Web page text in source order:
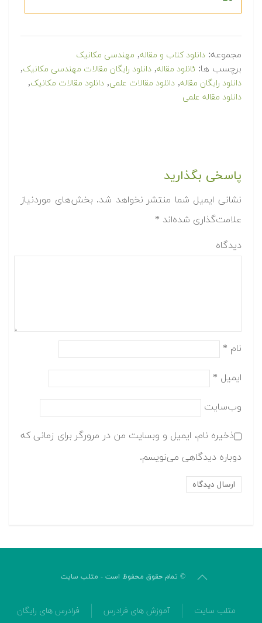
مجموعه: دانلود کتاب و مقاله, مهندسی مکانیک
برچسب ها: ئانلود مقاله, دانلود رایگان مقالات مهندسی مکانیک,
دانلود رایگان مقاله, دانلود مقالات علمی, دانلود مقالات مکانیک,
دانلود مقاله علمی
پاسخی بگذارید
نشانی ایمیل شما منتشر نخواهد شد. بخش‌های موردنیاز
علامت‌گذاری شده‌اند *
دیدگاه
نام *
ایمیل *
وب‌سایت
ذخیره نام، ایمیل و وبسایت من در مرورگر برای زمانی که
دوباره دیدگاهی می‌نویسم.
© تمام حقوق محفوظ است - متلب سایت
متلب سایت آموزش های فرادرس فرادرس های رایگان